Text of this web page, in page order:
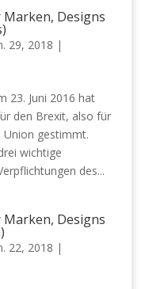
Designs
29, 2018 |
23. Juni 2016 hat
den Brexit, also für
Union gestimmt.
wichtige
des...
Designs
22, 2018 |